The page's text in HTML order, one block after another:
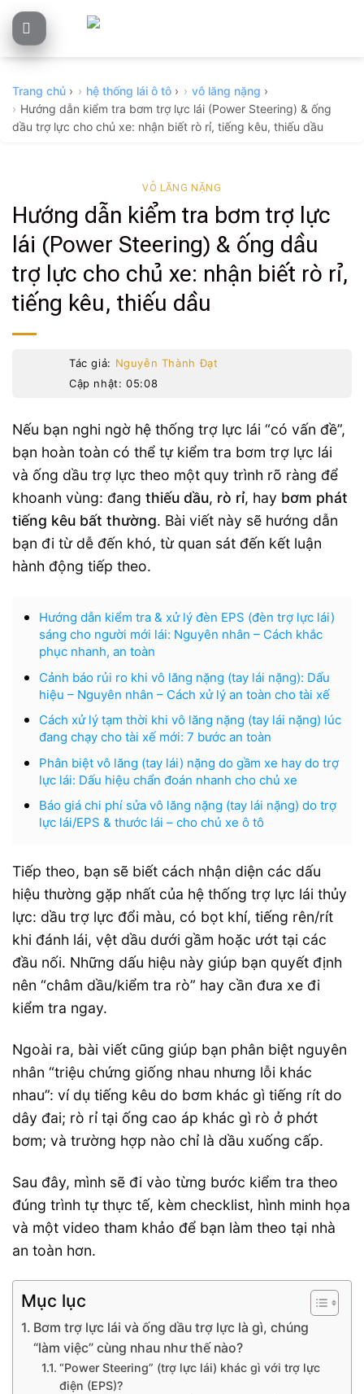
Skip
to
Trang chủ › hệ thống lái ô tô › vô lăng nặng ›
Hướng dẫn kiểm tra bơm trợ lực lái (Power Steering) & ống
dầu trợ lực cho chủ xe: nhận biết rò rỉ, tiếng kêu, thiếu dầu
VÔ LĂNG NẶNG
Hướng dẫn kiểm tra bơm trợ lực
lái (Power Steering) & ống dầu
trợ lực cho chủ xe: nhận biết rò rỉ,
tiếng kêu, thiếu dầu
Tác giả: Nguyễn Thành Đạt
Cập nhật: 05:08
Nếu bạn nghi ngờ hệ thống trợ lực lái “có vấn đề”,
bạn hoàn toàn có thể tự kiểm tra bơm trợ lực lái
và ống dầu trợ lực theo một quy trình rõ ràng để
khoanh vùng: đang thiếu dầu, rò rỉ, hay bơm phát
tiếng kêu bất thường. Bài viết này sẽ hướng dẫn
bạn đi từ dễ đến khó, từ quan sát đến kết luận
hành động tiếp theo.
Hướng dẫn kiểm tra & xử lý đèn EPS (đèn trợ lực lái)
sáng cho người mới lái: Nguyên nhân – Cách khắc
phục nhanh, an toàn
Cảnh báo rủi ro khi vô lăng nặng (tay lái nặng): Dấu
hiệu – Nguyên nhân – Cách xử lý an toàn cho tài xế
Cách xử lý tạm thời khi vô lăng nặng (tay lái nặng) lúc
đang chạy cho tài xế mới: 7 bước an toàn
Phân biệt vô lăng (tay lái) nặng do gầm xe hay do trợ
lực lái: Dấu hiệu chẩn đoán nhanh cho chủ xe
Báo giá chi phí sửa vô lăng nặng (tay lái nặng) do trợ
lực lái/EPS & thước lái – cho chủ xe ô tô
Tiếp theo, bạn sẽ biết cách nhận diện các dấu
hiệu thường gặp nhất của hệ thống trợ lực lái thủy
lực: dầu trợ lực đổi màu, có bọt khí, tiếng rên/rít
khi đánh lái, vệt dầu dưới gầm hoặc ướt tại các
đầu nối. Những dấu hiệu này giúp bạn quyết định
nên “châm dầu/kiểm tra rò” hay cần đưa xe đi
kiểm tra ngay.
Ngoài ra, bài viết cũng giúp bạn phân biệt nguyên
nhân “triệu chứng giống nhau nhưng lỗi khác
nhau”: ví dụ tiếng kêu do bơm khác gì tiếng rít do
dây đai; rò rỉ tại ống cao áp khác gì rò ở phớt
bơm; và trường hợp nào chỉ là dầu xuống cấp.
Sau đây, mình sẽ đi vào từng bước kiểm tra theo
đúng trình tự thực tế, kèm checklist, hình minh họa
và một video tham khảo để bạn làm theo tại nhà
an toàn hơn.
Mục lục
Bơm trợ lực lái và ống dầu trợ lực là gì, chúng
“làm việc” cùng nhau như thế nào?
“Power Steering” (trợ lực lái) khác gì với trợ lực
điện (EPS)?